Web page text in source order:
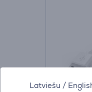
Latviešu /